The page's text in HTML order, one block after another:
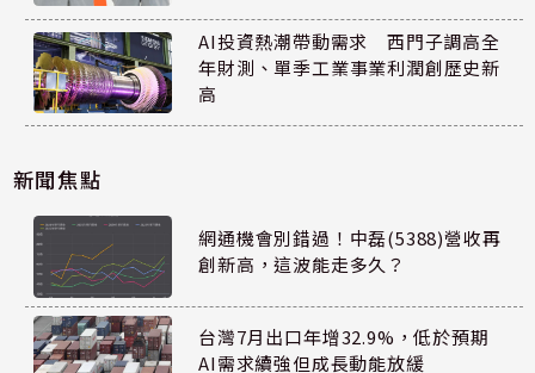
AI投資熱潮帶動需求 西門子調高全
年財測、單季工業事業利潤創歷史新
高
新聞焦點
網通機會別錯過！中磊(5388)營收再
創新高，這波能走多久？
台灣7月出口年增32.9%，低於預期
AI需求續強但成長動能放緩